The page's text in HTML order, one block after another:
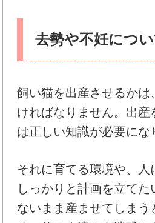
去勢や不妊につ
飼い猫を出産させるかは
ければなりません。出産
は正しい知識が必要にな
それに育てる環境や、人
しっかりと計画を立て
ないまま産ませてしまう